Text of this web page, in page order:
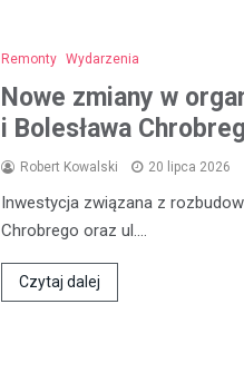
Remonty Wydarzenia
Nowe zmiany w
i Bolesława
Robert Kowalski 20 lipca 2026
Inwestycja związana z
Chrobrego oraz ul.…
Czytaj dalej